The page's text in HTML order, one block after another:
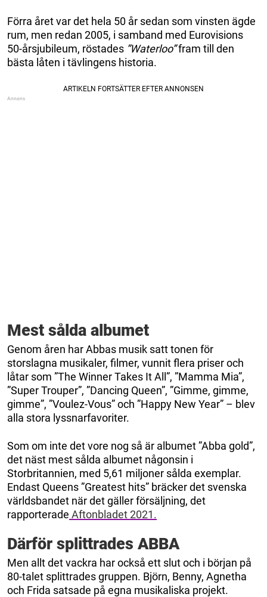
Förra året var det hela 50 år sedan som vinsten ägde
rum, men redan 2005, i samband med Eurovisions
50-årsjubileum, röstades ”Waterloo”fram till den
bästa låten i tävlingens historia.
Mest sålda albumet
Genom åren har Abbas musik satt tonen för
storslagna musikaler, filmer, vunnit flera priser och
låtar som ”The Winner Takes It All”, ”Mamma Mia”,
”Super Trouper”, ”Dancing Queen”, ”Gimme, gimme,
gimme”, ”Voulez-Vous” och ”Happy New Year” – blev
alla stora lyssnarfavoriter.
Som om inte det vore nog så är albumet ”Abba gold”,
det näst mest sålda albumet någonsin i
Storbritannien, med 5,61 miljoner sålda exemplar.
Endast Queens ”Greatest hits” bräcker det svenska
världsbandet när det gäller försäljning, det
rapporterade Aftonbladet 2021.
Därför splittrades ABBA
Men allt det vackra har också ett slut och i början på
80-talet splittrades gruppen. Björn, Benny, Agnetha
och Frida satsade på egna musikaliska projekt.